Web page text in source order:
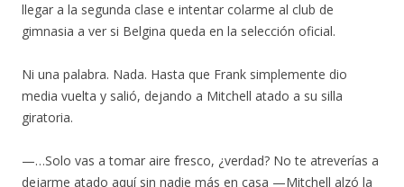
llegar a la segunda clase e intentar colarme al club de
gimnasia a ver si Belgina queda en la selección oficial.
Ni una palabra. Nada. Hasta que Frank simplemente dio
media vuelta y salió, dejando a Mitchell atado a su silla
giratoria.
—…Solo vas a tomar aire fresco, ¿verdad? No te atreverías a
dejarme atado aquí sin nadie más en casa —Mitchell alzó la